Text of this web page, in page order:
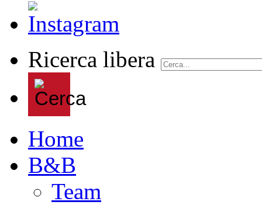
Ricerca libera
Home
B&B
Team